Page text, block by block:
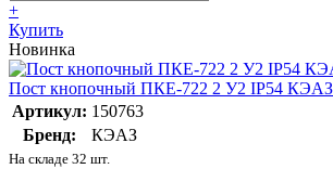
+
Купить
Новинка
Пост кнопочный ПКЕ-722 2 У2 IP54 КЭАЗ
Артикул: 150763
Бренд:
КЭАЗ
На складе 32 шт.